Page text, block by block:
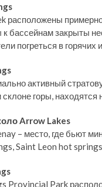
расположены
бассейнам закрыты
погреться в горячих
активный
горы, находятся
Arrow Lakes
– место, где бьют
Saint Leon hot
Provincial Park